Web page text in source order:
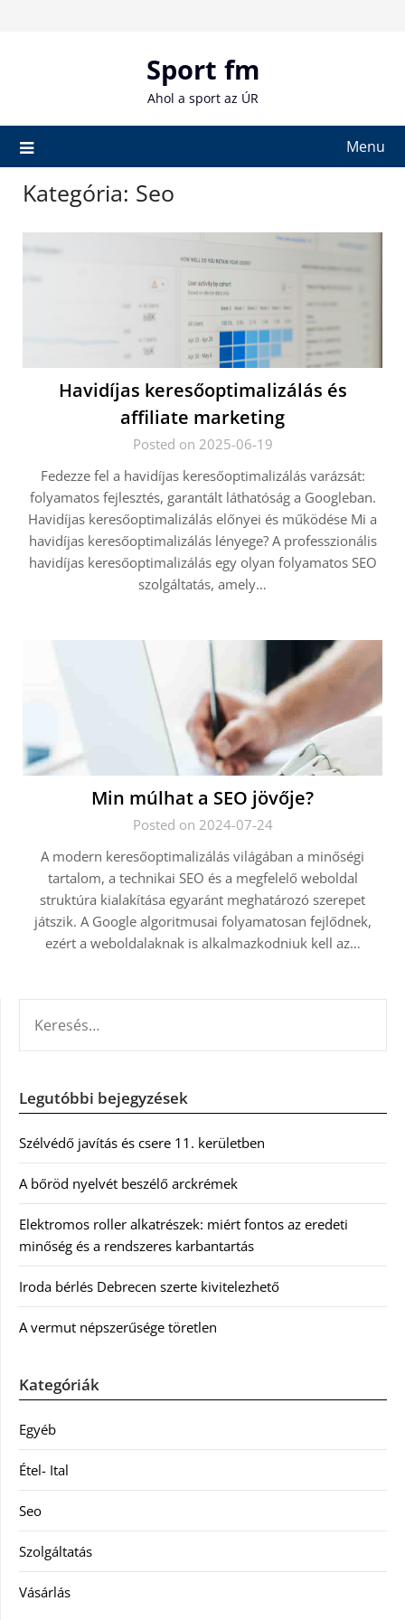
Sport fm
Ahol a sport az ÚR
Menu
Kategória: Seo
Havidíjas keresőoptimalizálás és
affiliate marketing
Posted on 2025-06-19
Fedezze fel a havidíjas keresőoptimalizálás varázsát:
folyamatos fejlesztés, garantált láthatóság a Googleban.
Havidíjas keresőoptimalizálás előnyei és működése Mi a
havidíjas keresőoptimalizálás lényege? A professzionális
havidíjas keresőoptimalizálás egy olyan folyamatos SEO
szolgáltatás, amely…
Min múlhat a SEO jövője?
Posted on 2024-07-24
A modern keresőoptimalizálás világában a minőségi
tartalom, a technikai SEO és a megfelelő weboldal
struktúra kialakítása egyaránt meghatározó szerepet
játszik. A Google algoritmusai folyamatosan fejlődnek,
ezért a weboldalaknak is alkalmazkodniuk kell az…
Legutóbbi bejegyzések
Szélvédő javítás és csere 11. kerületben
A bőröd nyelvét beszélő arckrémek
Elektromos roller alkatrészek: miért fontos az eredeti
minőség és a rendszeres karbantartás
Iroda bérlés Debrecen szerte kivitelezhető
A vermut népszerűsége töretlen
Kategóriák
Egyéb
Étel- Ital
Seo
Szolgáltatás
Vásárlás